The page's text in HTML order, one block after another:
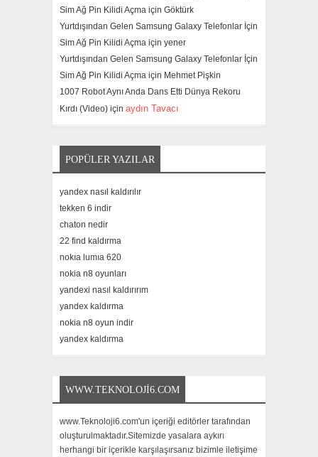
Sim Ağ Pin Kilidi Açma için Göktürk
Yurtdışından Gelen Samsung Galaxy Telefonlar İçin
Sim Ağ Pin Kilidi Açma için yener
Yurtdışından Gelen Samsung Galaxy Telefonlar İçin
Sim Ağ Pin Kilidi Açma için Mehmet Pişkin
1007 Robot Aynı Anda Dans Etti Dünya Rekoru
Kırdı (Video) için aydın Tavacı
POPÜLER YAZILAR
yandex nasıl kaldırılır
tekken 6 indir
chaton nedir
22 find kaldırma
nokıa lumıa 620
nokia n8 oyunları
yandexi nasıl kaldırırım
yandex kaldırma
nokia n8 oyun indir
yandex kaldırma
WWW.TEKNOLOJI6.COM
www.Teknoloji6.com'un içeriği editörler tarafından
oluşturulmaktadır.Sitemizde yasalara aykırı
herhangi bir içerikle karşılaşırsanız bizimle iletişime